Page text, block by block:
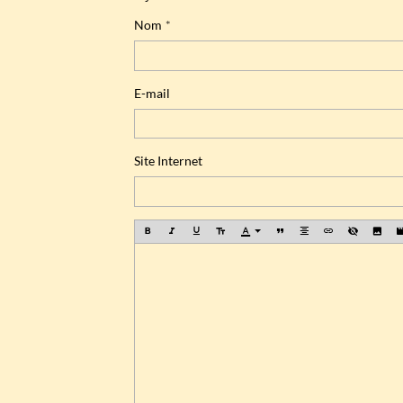
Nom
E-mail
Site Internet